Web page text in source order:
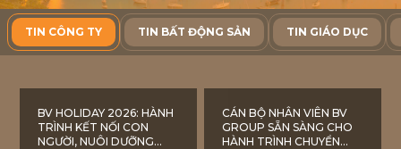
TIN CÔNG TY TIN BẤT ĐỘNG SẢN TIN GIÁO DỤC
BV HOLIDAY 2026: HÀNH
TRÌNH KẾT NỐI CON
NGƯỜI, NUÔI DƯỠNG
CÁN BỘ NHÂN VIÊN BV
GROUP SẴN SÀNG CHO
HÀNH TRÌNH CHUYỂN